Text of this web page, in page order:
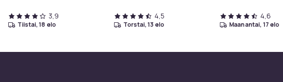
3,9
tiistai, 18 elo
4,5
torstai, 13 elo
4,6
maanantai, 17 elo